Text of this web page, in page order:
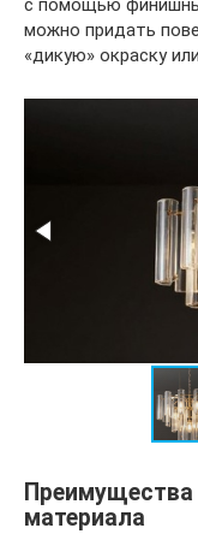
с помощью
можно придать
«дикую» окраску
материала